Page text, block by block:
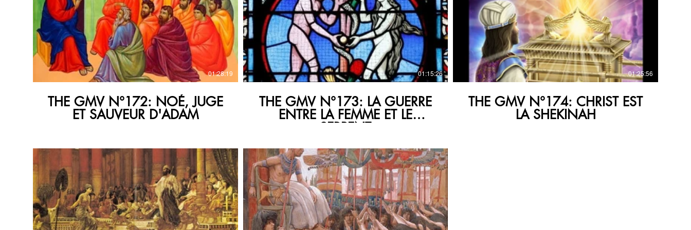
€
01:28:19
THE GMV N°172: NOÉ, JUGE
ET SAUVEUR D'ADAM
€
01:15:26
THE GMV N°173: LA GUERRE
ENTRE LA FEMME ET LE
SERPENT
€
01:25:56
THE GMV N°174: CHRIST EST
LA SHEKINAH
€ €